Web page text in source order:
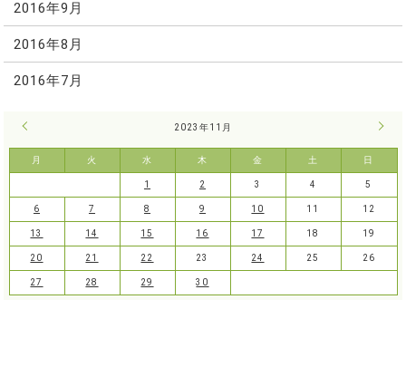
2016年9月
2016年8月
2016年7月
2023年11月
月 火 水 木 金 土 日
12
1 2 3 4 5
6 7 8 9 10 11 12
13 14 15 16 17 18 19
20 21 22 23 24 25 26
27 28 29 30